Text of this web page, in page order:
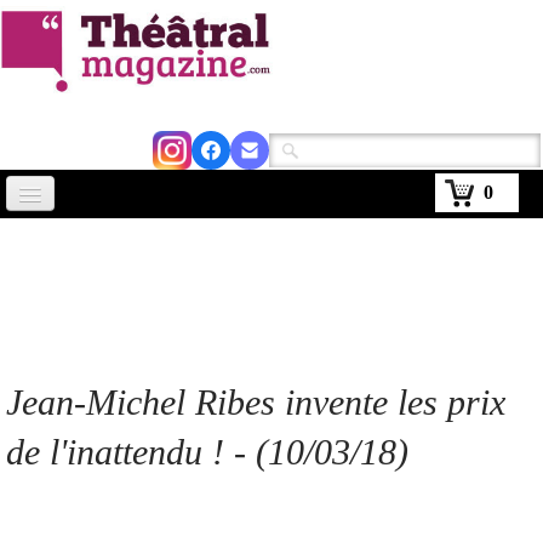
0
Jean-Michel Ribes invente les prix
de l'inattendu ! - (10/03/18)